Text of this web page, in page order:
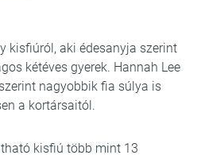
kisfiúról, aki édesanyja szerint
kétéves gyerek. Hannah Lee
nagyobbik fia súlya is
a kortársaitól.
kisfiú több mint 13